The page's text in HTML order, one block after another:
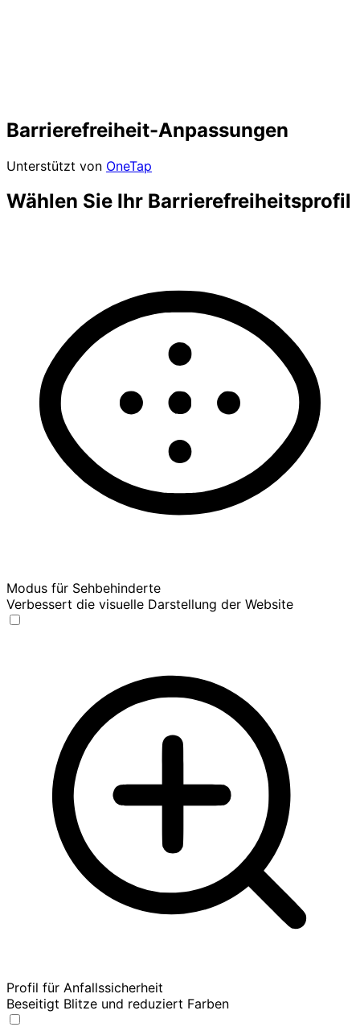
Barrierefreiheit-Anpassungen
Unterstützt von OneTap
Wählen Sie Ihr Barrierefreiheitsprofil
Modus für Sehbehinderte
Verbessert die visuelle Darstellung der Website
Profil für Anfallssicherheit
Beseitigt Blitze und reduziert Farben